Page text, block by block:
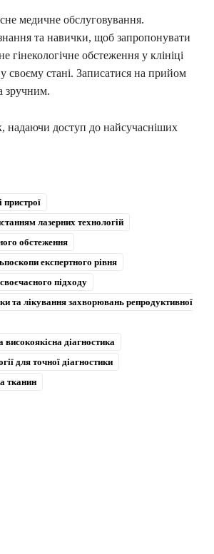
медичне обслуговування.
та навички, щоб запропонувати
гінекологічне обстеження у клініці
своєму стані. Записатися на прийом
зручним.
надаючи доступ до найсучасніших
лазерних технологій
обстеження
експертного рівня
підходу
та лікування захворювань репродуктивної
діагностика
для точної діагностики
тканин